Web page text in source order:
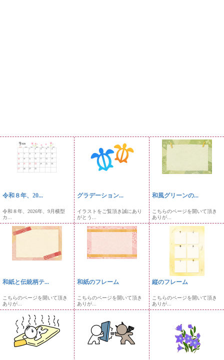
令和８年、20...
令和８年、2026年、9月横型
カ...
グラデーション...
イラストをご覧頂き誠にあり
がとう...
和風グリーンの...
こちらのページを開いて頂き
ありが...
和紙と伝統柄テ...
こちらのページを開いて頂き
ありが...
和紙のフレーム
こちらのページを開いて頂き
ありが...
縦のフレーム
こちらのページを開いて頂き
ありが...